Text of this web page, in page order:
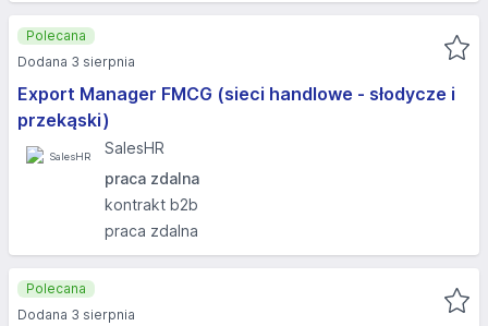
Export Manager FMCG (sieci handlowe - słodycze i
przekąski)
SalesHR
praca zdalna
kontrakt b2b
praca zdalna
Polecana
Dodana 3 sierpnia
Polecana
Dodana 3 sierpnia